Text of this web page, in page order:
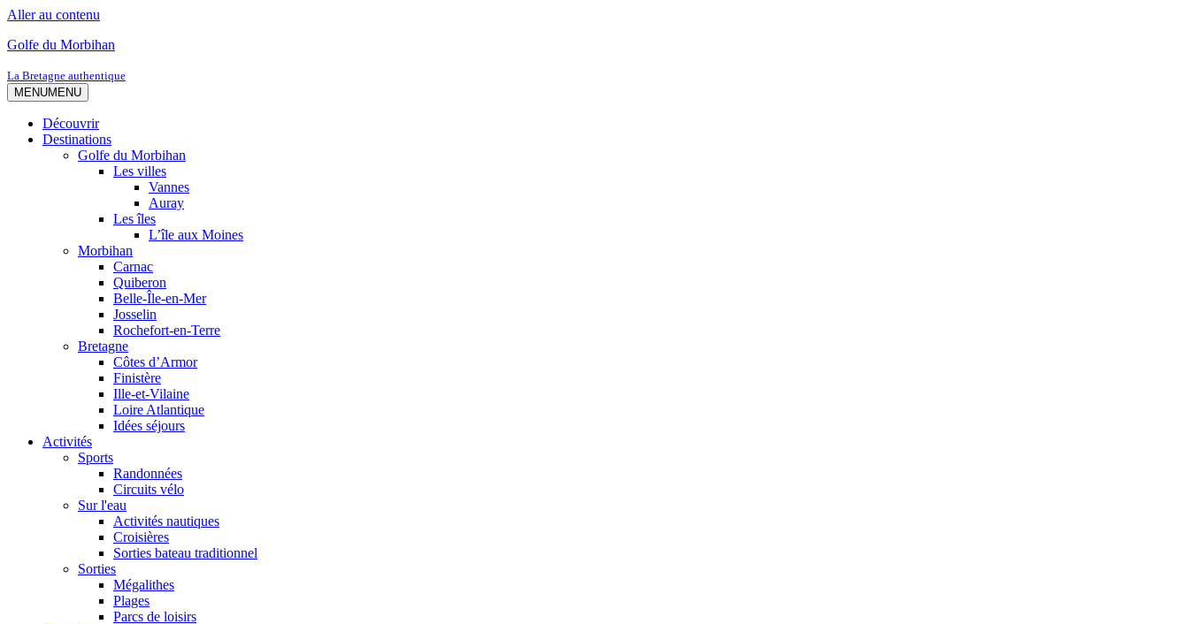
Aller au contenu
Golfe du Morbihan
La Bretagne authentique
MENUMENU
Découvrir
Destinations
Golfe du Morbihan
Les villes
Vannes
Auray
Les îles
L’île aux Moines
Morbihan
Carnac
Quiberon
Belle-Île-en-Mer
Josselin
Rochefort-en-Terre
Bretagne
Côtes d’Armor
Finistère
Ille-et-Vilaine
Loire Atlantique
Idées séjours
Activités
Sports
Randonnées
Circuits vélo
Sur l'eau
Activités nautiques
Croisières
Sorties bateau traditionnel
Sorties
Mégalithes
Plages
Parcs de loisirs